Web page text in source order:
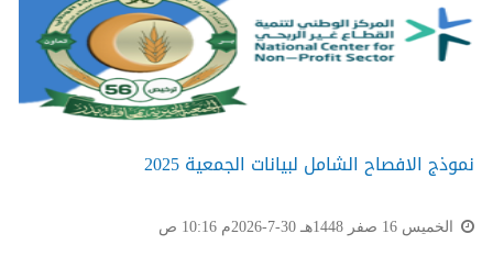
نموذج الافصاح الشامل لبيانات الجمعية 2025
الخميس 16 صفر 1448هـ 30-7-2026م 10:16 ص